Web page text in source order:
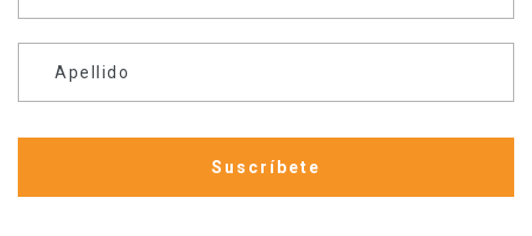
Apellido